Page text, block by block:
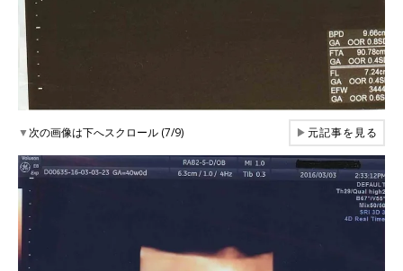
▼次の画像は下へスクロール (7/9) ▶元記事を見る